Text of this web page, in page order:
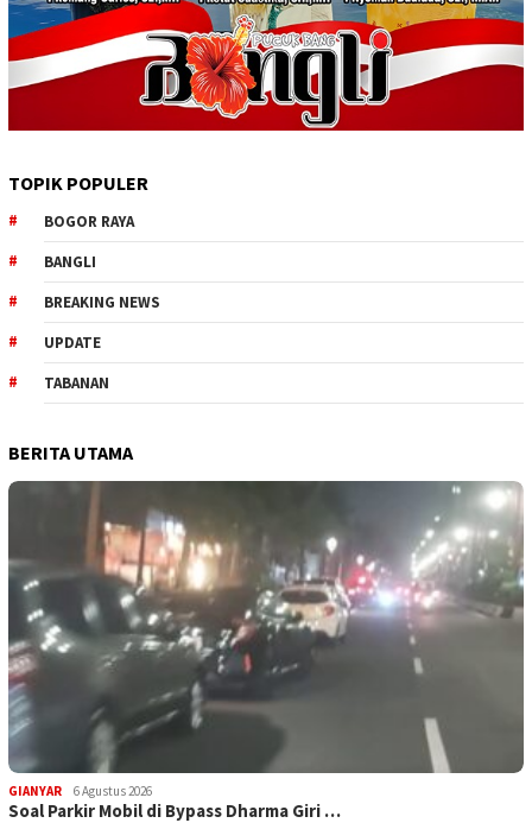
TOPIK POPULER
BOGOR RAYA
BANGLI
BREAKING NEWS
UPDATE
TABANAN
BERITA UTAMA
GIANYAR 6 Agustus 2026
Soal Parkir Mobil di Bypass Dharma Giri …